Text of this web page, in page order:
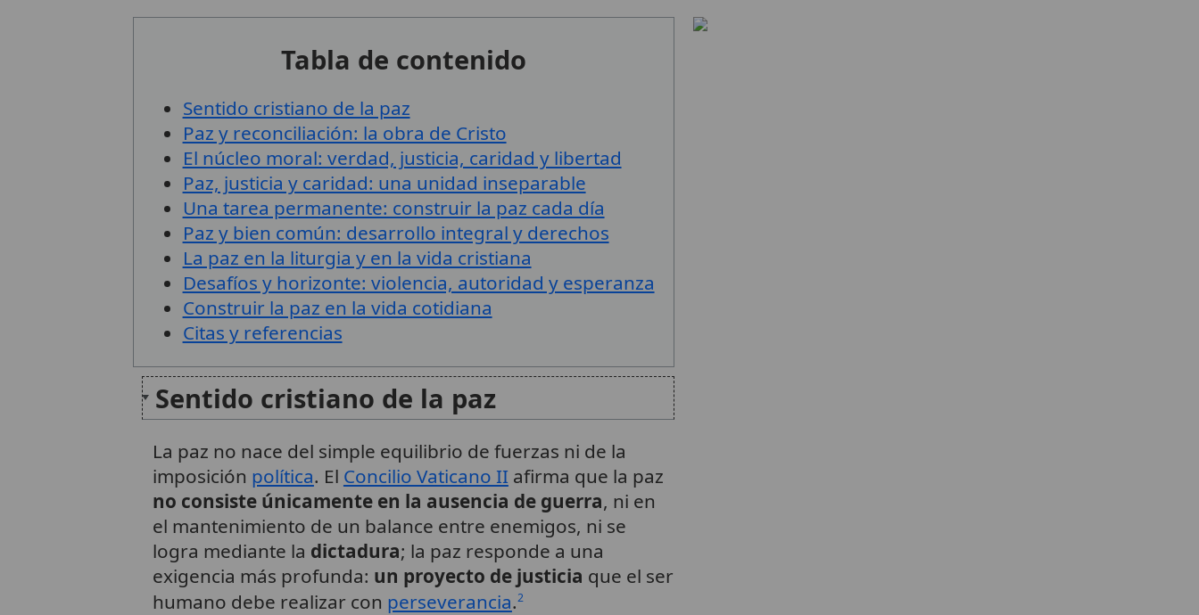
Tabla de contenido
Sentido cristiano de la paz
Paz y reconciliación: la obra de Cristo
El núcleo moral: verdad, justicia, caridad y libertad
Paz, justicia y caridad: una unidad inseparable
Una tarea permanente: construir la paz cada día
Paz y bien común: desarrollo integral y derechos
La paz en la liturgia y en la vida cristiana
Desafíos y horizonte: violencia, autoridad y esperanza
Construir la paz en la vida cotidiana
Citas y referencias
Sentido cristiano de la paz
La paz no nace del simple equilibrio de fuerzas ni de la
imposición política. El Concilio Vaticano IIafirma que la paz
no consiste únicamente en la ausencia de guerra, ni en
el mantenimiento de un balance entre enemigos, ni se
logra mediante la dictadura; la paz responde a una
exigencia más profunda: un proyecto de justicia que el ser
humano debe realizar con perseverancia.2